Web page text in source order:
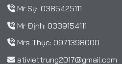
Mr Sự: 0385425111
Mr Định: 0339154111
Mrs Thục: 0971398000
ativiettrung2017@gmail.com